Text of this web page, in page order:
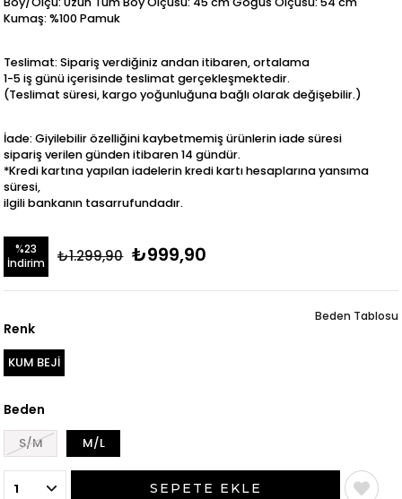
Kumaş: %100 Pamuk
Teslimat: Sipariş verdiğiniz andan itibaren, ortalama
1-5 iş günü içerisinde teslimat gerçekleşmektedir.
(Teslimat süresi, kargo yoğunluğuna bağlı olarak değişebilir.)
İade: Giyilebilir özelliğini kaybetmemiş ürünlerin iade süresi
sipariş verilen günden itibaren 14 gündür.
*Kredi kartına yapılan iadelerin kredi kartı hesaplarına yansıma
süresi,
ilgili bankanın tasarrufundadır.
%23
İndirim
₺1.299,90 ₺999,90
Renk
KUM BEJİ
Beden
S/M M/L
Beden Tablosu